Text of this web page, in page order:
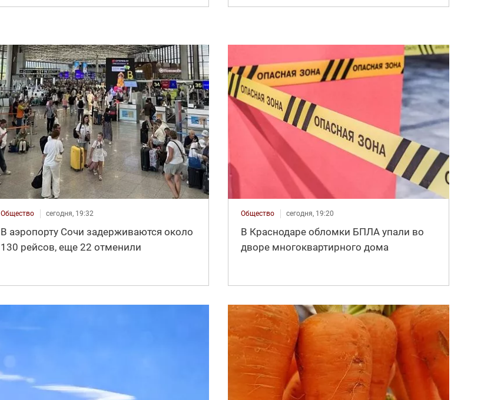
Общество сегодня, 19:32
В аэропорту Сочи задерживаются около
130 рейсов, еще 22 отменили
Общество сегодня, 19:20
В Краснодаре обломки БПЛА упали во
дворе многоквартирного дома